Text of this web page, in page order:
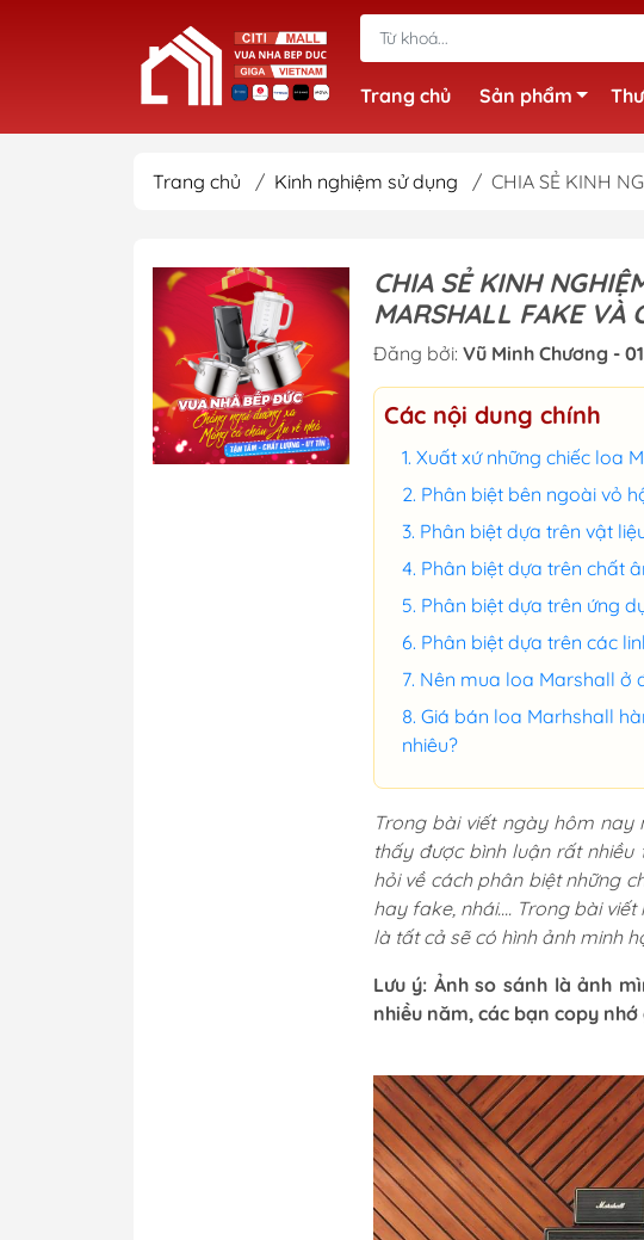
Trang chủ
Sản phẩm
Trang chủ / Kinh nghiệm sử dụng / CHIA SẺ KINH
CHIA SẺ KINH
MARSHALL FAKE VÀ
Đăng bởi: Vũ Minh Chương -
Các nội dung chính
Xuất xứ những chiếc loa
Phân biệt bên ngoài vỏ
Phân biệt dựa trên vật
Phân biệt dựa trên chất
Phân biệt dựa trên ứng
Phân biệt dựa trên các
Nên mua loa Marshall ở
Giá bán loa Marhshall
nhiêu?
Trong bài viết ngày hôm nay
thấy được bình luận rất
hỏi về cách phân biệt những
hay fake, nhái.... Trong bài
là tất cả sẽ có hình ảnh minh
Lưu ý: Ảnh so sánh là ảnh
nhiều năm, các bạn copy